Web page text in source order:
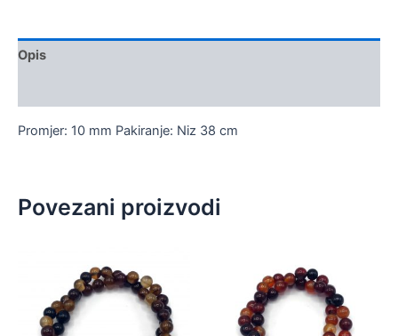
Opis
Promjer: 10 mm Pakiranje: Niz 38 cm
Povezani proizvodi